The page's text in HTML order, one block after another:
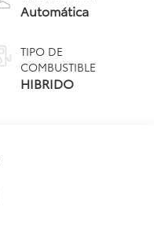
Automática
TIPO DE
COMBUSTIBLE
HIBRIDO